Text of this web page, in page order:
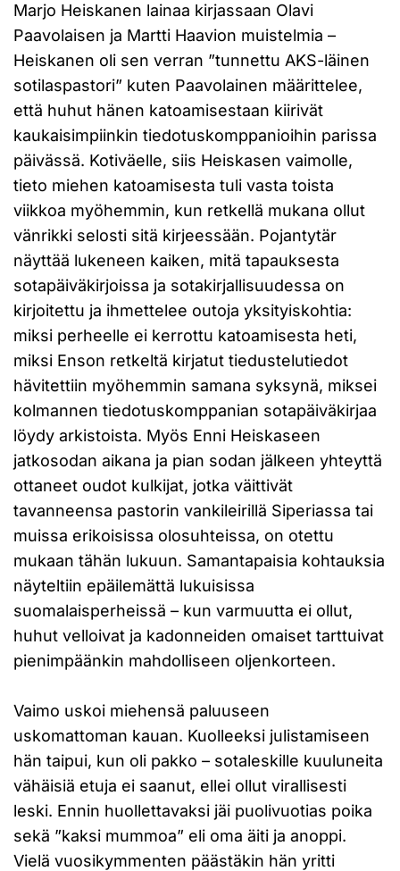
Marjo Heiskanen lainaa kirjassaan Olavi
Paavolaisen ja Martti Haavion muistelmia –
Heiskanen oli sen verran ”tunnettu AKS-läinen
sotilaspastori” kuten Paavolainen määrittelee,
että huhut hänen katoamisestaan kiirivät
kaukaisimpiinkin tiedotuskomppanioihin parissa
päivässä. Kotiväelle, siis Heiskasen vaimolle,
tieto miehen katoamisesta tuli vasta toista
viikkoa myöhemmin, kun retkellä mukana ollut
vänrikki selosti sitä kirjeessään. Pojantytär
näyttää lukeneen kaiken, mitä tapauksesta
sotapäiväkirjoissa ja sotakirjallisuudessa on
kirjoitettu ja ihmettelee outoja yksityiskohtia:
miksi perheelle ei kerrottu katoamisesta heti,
miksi Enson retkeltä kirjatut tiedustelutiedot
hävitettiin myöhemmin samana syksynä, miksei
kolmannen tiedotuskomppanian sotapäiväkirjaa
löydy arkistoista. Myös Enni Heiskaseen
jatkosodan aikana ja pian sodan jälkeen yhteyttä
ottaneet oudot kulkijat, jotka väittivät
tavanneensa pastorin vankileirillä Siperiassa tai
muissa erikoisissa olosuhteissa, on otettu
mukaan tähän lukuun. Samantapaisia kohtauksia
näyteltiin epäilemättä lukuisissa
suomalaisperheissä – kun varmuutta ei ollut,
huhut velloivat ja kadonneiden omaiset tarttuivat
pienimpäänkin mahdolliseen oljenkorteen.
Vaimo uskoi miehensä paluuseen
uskomattoman kauan. Kuolleeksi julistamiseen
hän taipui, kun oli pakko – sotaleskille kuuluneita
vähäisiä etuja ei saanut, ellei ollut virallisesti
leski. Ennin huollettavaksi jäi puolivuotias poika
sekä ”kaksi mummoa” eli oma äiti ja anoppi.
Vielä vuosikymmenten päästäkin hän yritti